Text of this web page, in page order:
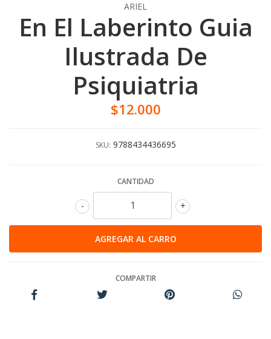
ARIEL
En El Laberinto Guia
Ilustrada De
Psiquiatria
$12.000
SKU: 9788434436695
CANTIDAD
+
-
COMPARTIR